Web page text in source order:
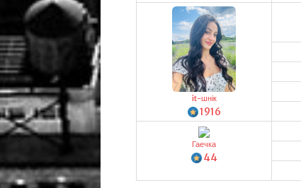
it-шнік
1916
Гаечка
44